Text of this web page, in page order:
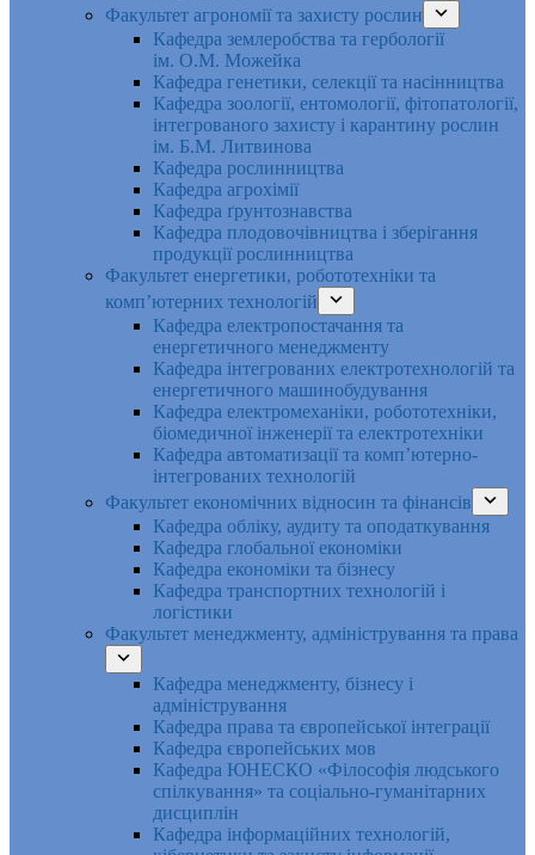
Факультет агрономії та захисту рослин
Кафедра землеробства та гербології
ім. О.М. Можейка
Кафедра генетики, селекції та насінництва
Кафедра зоології, ентомології, фітопатології,
інтегрованого захисту і карантину рослин
ім. Б.М. Литвинова
Кафедра рослинництва
Кафедра агрохімії
Кафедра ґрунтознавства
Кафедра плодовочівництва і зберігання
продукції рослинництва
Факультет енергетики, робототехніки та
комп’ютерних технологій
Кафедра електропостачання та
енергетичного менеджменту
Кафедра інтегрованих електротехнологій та
енергетичного машинобудування
Кафедра електромеханіки, робототехніки,
біомедичної інженерії та електротехніки
Кафедра автоматизації та комп’ютерно-
інтегрованих технологій
Факультет економічних відносин та фінансів
Кафедра обліку, аудиту та оподаткування
Кафедра глобальної економіки
Кафедра економіки та бізнесу
Кафедра транспортних технологій і
логістики
Факультет менеджменту, адміністрування та права
Кафедра менеджменту, бізнесу і
адміністрування
Кафедра права та європейської інтеграції
Кафедра європейських мов
Кафедра ЮНЕСКО «Філософія людського
спілкування» та соціально-гуманітарних
дисциплін
Кафедра інформаційних технологій,